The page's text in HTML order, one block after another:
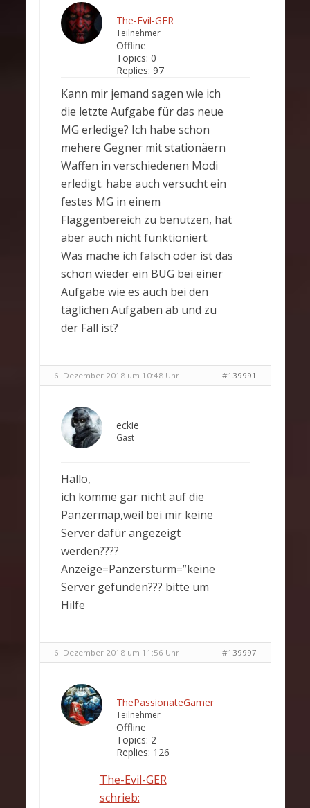
The-Evil-GER
Teilnehmer
Offline
Topics: 0
Replies: 97
Kann mir jemand sagen wie ich
die letzte Aufgabe für das neue
MG erledige? Ich habe schon
mehere Gegner mit stationäern
Waffen in verschiedenen Modi
erledigt. habe auch versucht ein
festes MG in einem
Flaggenbereich zu benutzen, hat
aber auch nicht funktioniert.
Was mache ich falsch oder ist das
schon wieder ein BUG bei einer
Aufgabe wie es auch bei den
täglichen Aufgaben ab und zu
der Fall ist?
6. Dezember 2018 um 10:48 Uhr #139991
eckie
Gast
Hallo,
ich komme gar nicht auf die
Panzermap,weil bei mir keine
Server dafür angezeigt
werden????
Anzeige=Panzersturm=”keine
Server gefunden??? bitte um
Hilfe
6. Dezember 2018 um 11:56 Uhr #139997
ThePassionateGamer
Teilnehmer
Offline
Topics: 2
Replies: 126
The-Evil-GER
schrieb: